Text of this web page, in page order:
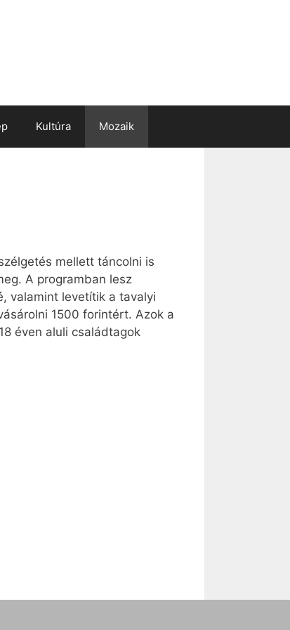
Kultúra Mozaik
mellett táncolni is
A programban lesz
valamint levetítik a tavalyi
1500 forintért. Azok a
éven aluli családtagok